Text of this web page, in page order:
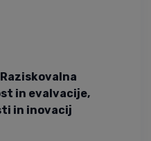
Raziskovalna
in evalvacije,
in inovacij